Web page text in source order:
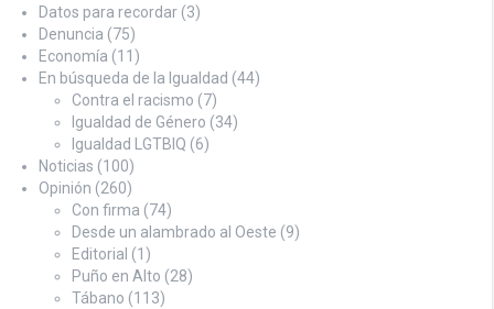
Datos para recordar (3)
Denuncia (75)
Economía (11)
En búsqueda de la Igualdad (44)
Contra el racismo (7)
Igualdad de Género (34)
Igualdad LGTBIQ (6)
Noticias (100)
Opinión (260)
Con firma (74)
Desde un alambrado al Oeste (9)
Editorial (1)
Puño en Alto (28)
Tábano (113)